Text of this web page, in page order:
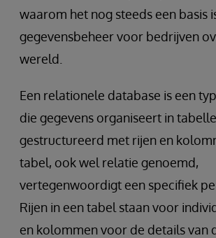
waarom het nog steeds een basis
gegevensbeheer voor bedrijven
wereld.
Een relationele database is een
die gegevens organiseert in
gestructureerd met rijen en
tabel, ook wel relatie genoemd,
vertegenwoordigt een specifiek
Rijen in een tabel staan voor
en kolommen voor de details van